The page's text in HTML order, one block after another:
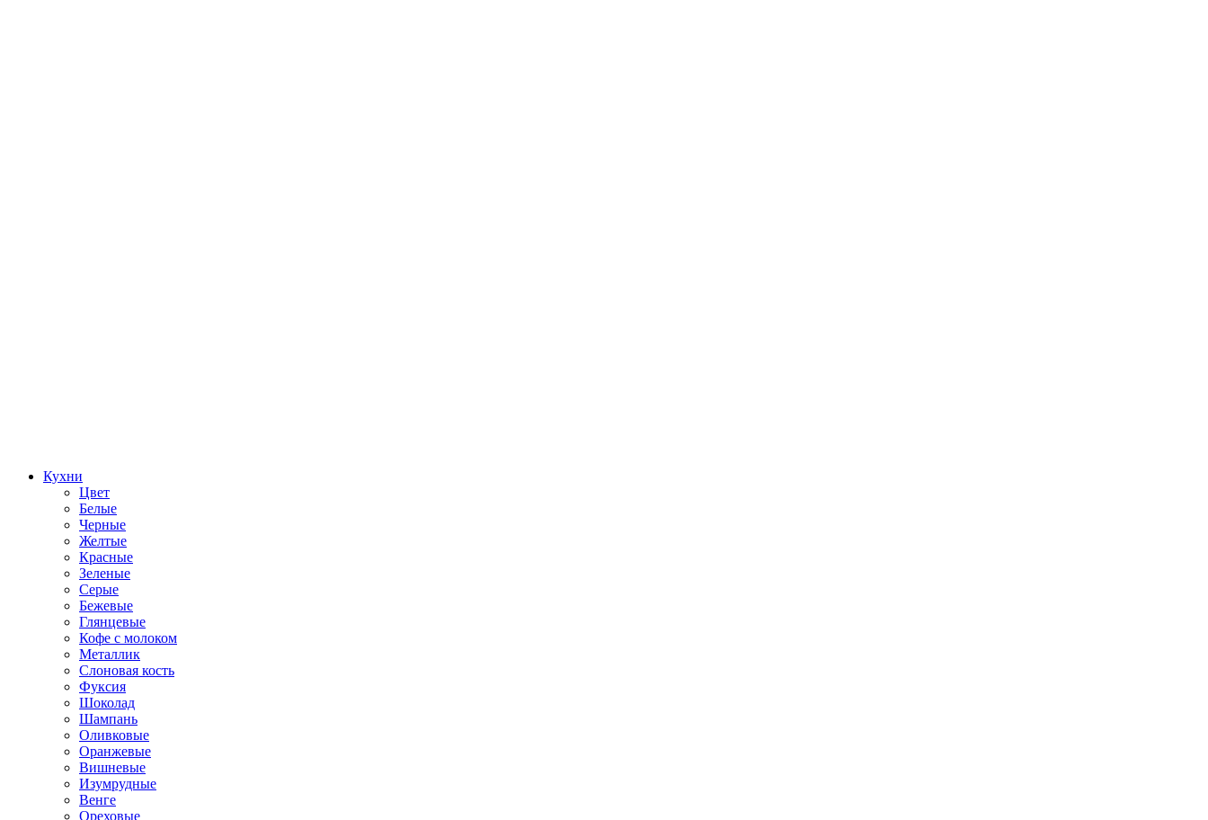
Кухни
Цвет
Белые
Черные
Желтые
Красные
Зеленые
Серые
Бежевые
Глянцевые
Кофе с молоком
Металлик
Слоновая кость
Фуксия
Шоколад
Шампань
Оливковые
Оранжевые
Вишневые
Изумрудные
Венге
Ореховые